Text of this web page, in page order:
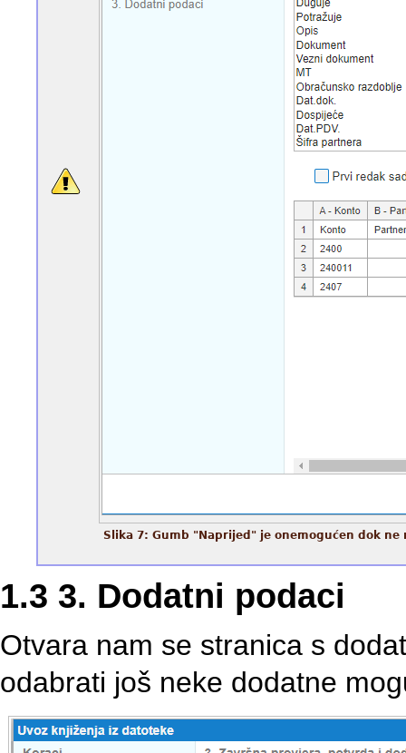
Slika 7: Gumb "Naprijed" je onemogućen dok
1.3 3. Dodatni podaci
Otvara nam se stranica s
odabrati još neke dodatne